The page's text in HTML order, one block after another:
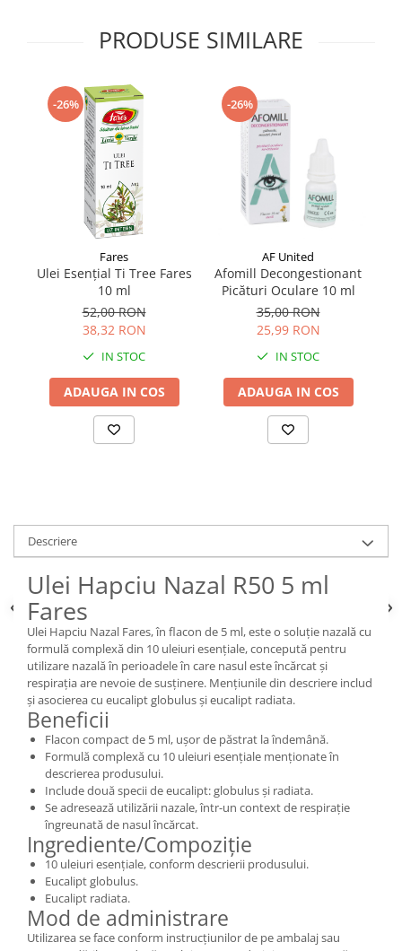
Tincturi si Gemoderivate
Vitamine si minerale
PRODUSE SIMILARE
-26%
Fares
Ulei Esențial Ti Tree Fares
10 ml
52,00 RON
38,32 RON
IN STOC
ADAUGA IN COS
-26%
AF United
Afomill Decongestionant
Picături Oculare 10 ml
35,00 RON
25,99 RON
IN STOC
ADAUGA IN COS
Descriere
Ulei Hapciu Nazal R50 5 ml
Fares
Ulei Hapciu Nazal Fares, în flacon de 5 ml, este o soluție nazală cu
formulă complexă din 10 uleiuri esențiale, concepută pentru
utilizare nazală în perioadele în care nasul este încărcat și
respirația are nevoie de susținere. Mențiunile din descriere includ
și asocierea cu eucalipt globulus și eucalipt radiata.
Beneficii
Flacon compact de 5 ml, ușor de păstrat la îndemână.
Formulă complexă cu 10 uleiuri esențiale menționate în
descrierea produsului.
Include două specii de eucalipt: globulus și radiata.
Se adresează utilizării nazale, într-un context de respirație
îngreunată de nasul încărcat.
Ingrediente/Compoziție
10 uleiuri esențiale, conform descrierii produsului.
Eucalipt globulus.
Eucalipt radiata.
Mod de administrare
Utilizarea se face conform instrucțiunilor de pe ambalaj sau